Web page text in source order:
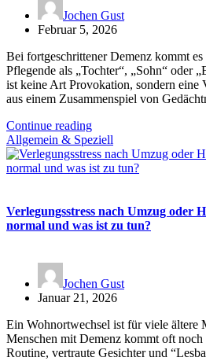
Jochen Gust
Februar 5, 2026
Bei fortgeschrittener Demenz kommt
Pflegende als „Tochter“, „Sohn“ oder
ist keine Art Provokation, sondern eine
aus einem Zusammenspiel von
Continue reading
Allgemein & Speziell
Verlegungsstress nach Umzug oder
normal und was ist zu tun?
Jochen Gust
Januar 21, 2026
Ein Wohnortwechsel ist für viele ältere
Menschen mit Demenz kommt oft
Routine, vertraute Gesichter und